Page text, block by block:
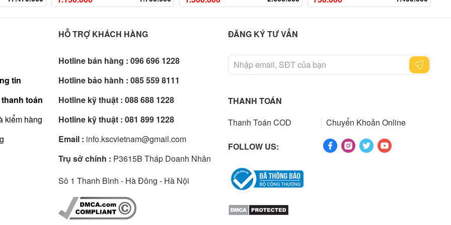
tin
toán
kiểm hàng
HỖ TRỢ KHÁCH HÀNG
Hotline bán hàng : 096 696 1228
Hotline bảo hành : 085 559 8111
Hotline kỹ thuật : 088 688 1228
Hotline kỹ thuật : 081 899 1228
Email : info.kscvietnam@gmail.com
Trụ sở chính : P3615B Tháp Doanh Nhân
Sô 1 Thanh Bình - Hà Đông - Hà Nội
ĐĂNG KÝ TƯ VẤN
THANH TOÁN
Thanh Toán COD
Chuyển Khoản Online
FOLLOW US: